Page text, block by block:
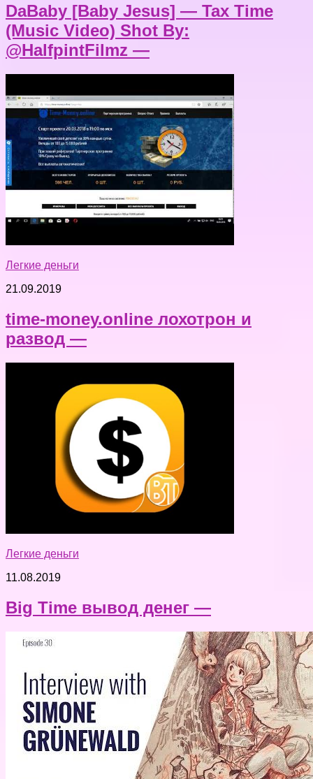
DaBaby [Baby Jesus] — Tax Time
(Music Video) Shot By:
@HalfpintFilmz —
Легкие деньги
21.09.2019
time-money.online лохотрон и
развод —
Легкие деньги
11.08.2019
Big Time вывод денег —